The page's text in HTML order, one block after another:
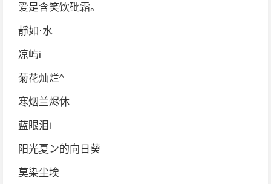
爱是含笑饮砒霜。
靜如·水
凉屿i
菊花灿烂^
寒烟兰烬休
蓝眼泪i
阳光夏ン的向日葵
莫染尘埃